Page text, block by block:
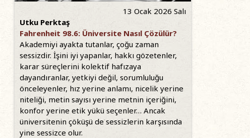
13 Ocak 2026 Salı
Utku Perktaş
Fahrenheit 98.6: Üniversite Nasıl Çözülür?
Akademiyi ayakta tutanlar, çoğu zaman
sessizdir. İşini iyi yapanlar, hakkı gözetenler,
karar süreçlerini kolektif hafızaya
dayandıranlar, yetkiyi değil, sorumluluğu
önceleyenler, hız yerine anlamı, nicelik yerine
niteliği, metin sayısı yerine metnin içeriğini,
konfor yerine etik yükü seçenler… Ancak
üniversitenin çöküşü de sessizlerin karşısında
yine sessizce olur.